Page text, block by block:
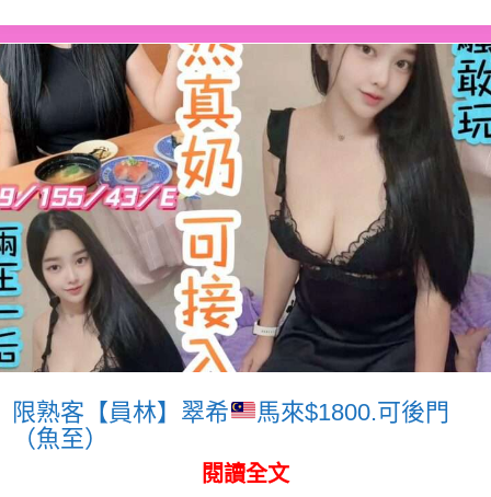
限熟客【員林】翠希
馬來$1800.可後門
（魚至）
閱讀全文